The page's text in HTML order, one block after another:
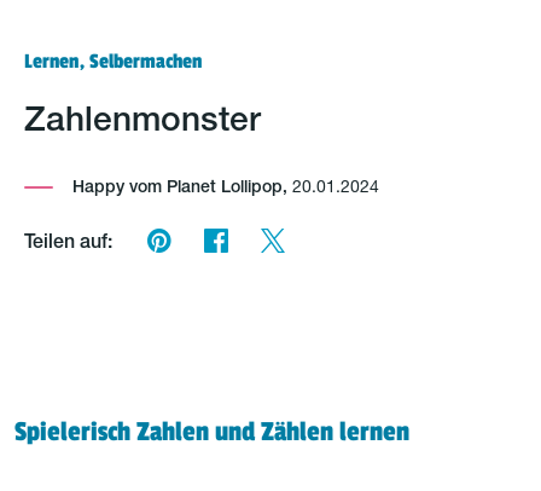
Lernen, Selbermachen
Zahlenmonster
Happy vom Planet Lollipop, 20.01.2024
Teilen auf:
Spielerisch Zahlen und Zählen lernen